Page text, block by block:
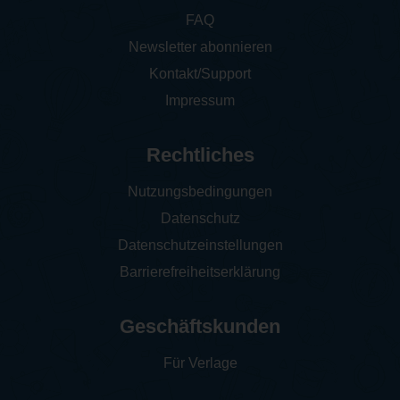
FAQ
Newsletter abonnieren
Kontakt/Support
Impressum
Rechtliches
Nutzungsbedingungen
Datenschutz
Datenschutzeinstellungen
Barrierefreiheitserklärung
Geschäftskunden
Für Verlage